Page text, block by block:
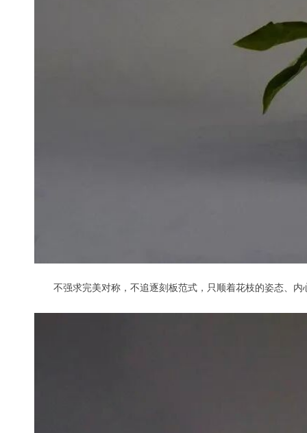
不强求完美对称，不追逐刻板范式，只顺着花枝的姿态、